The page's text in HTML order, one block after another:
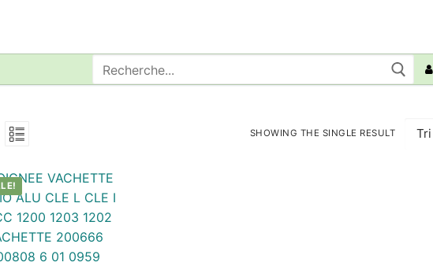
Rechercher
:
SHOWING THE SINGLE RESULT